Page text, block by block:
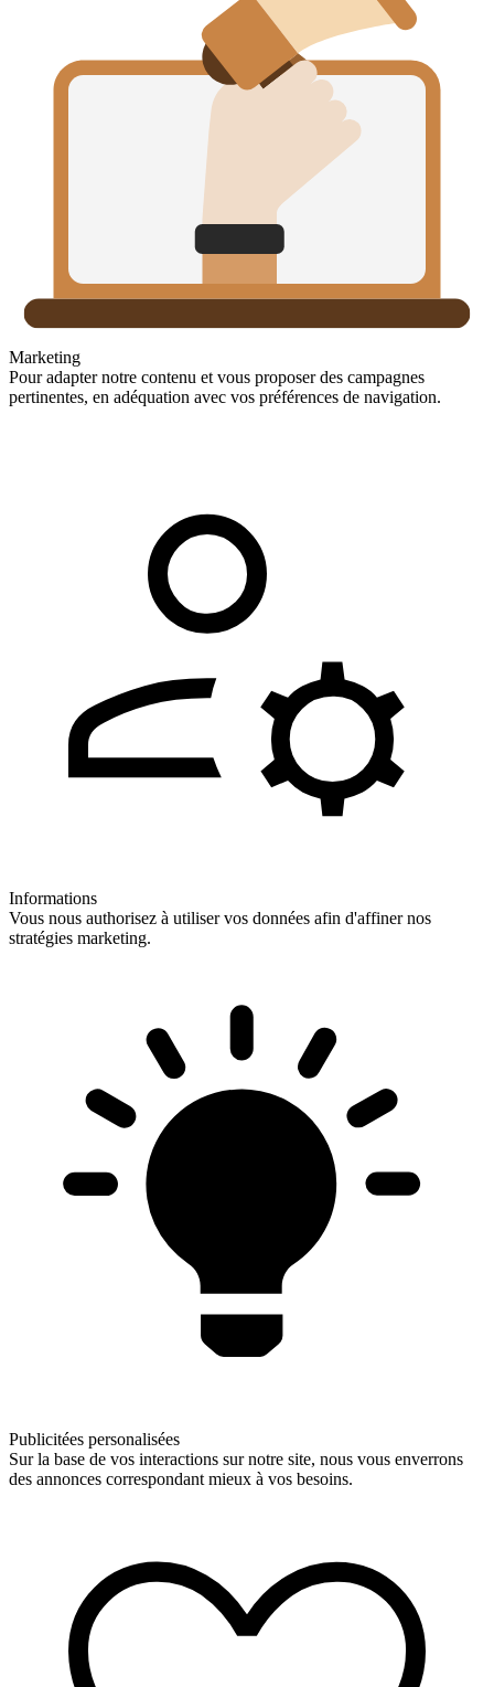
Marketing
Pour adapter notre contenu et vous proposer des campagnes
pertinentes, en adéquation avec vos préférences de navigation.
Informations
Vous nous authorisez à utiliser vos données afin d'affiner nos
stratégies marketing.
Publicitées personalisées
Sur la base de vos interactions sur notre site, nous vous enverrons
des annonces correspondant mieux à vos besoins.